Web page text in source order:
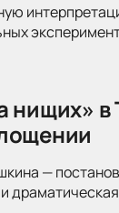
нищих» в
—